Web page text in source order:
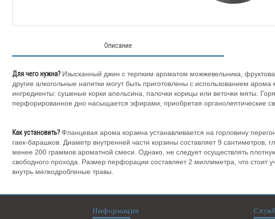
Описание
Для чего нужна? Изысканный джин с терпким ароматом можжевельника,
другие алкогольные напитки могут быть приготовлены с использованием
ингредиенты: сушеные корки апельсина, палочки корицы или веточки мяты.
перфорированное дно насыщается эфирами, приобретая органолептические
Как установить?Фланцевая арома корзина устанавливается на горловину
гаек-барашков. Диаметр внутренней части корзины составляет 9 сантиметров,
менее 200 граммов ароматной смеси. Однако, не следует осуществлять
свободного прохода. Размер перфорации составляет 2 миллиметра, что стоит
внутрь мелкодробленые травы.
Информация